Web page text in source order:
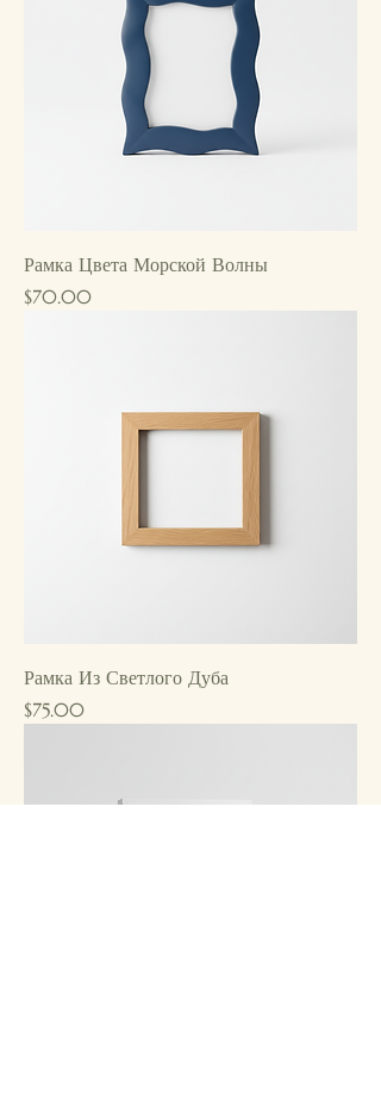
Рамка Цвета Морской Волны
Price
$70.00
Рамка Из Светлого Дуба
Price
$75.00